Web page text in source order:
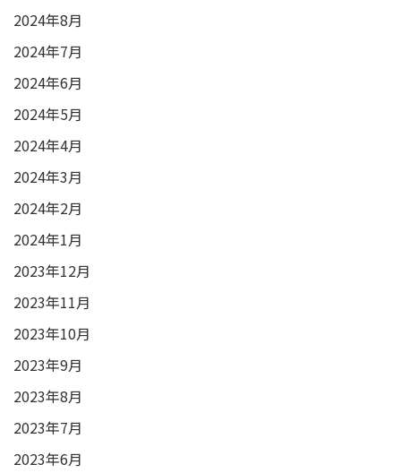
2024年8月
2024年7月
2024年6月
2024年5月
2024年4月
2024年3月
2024年2月
2024年1月
2023年12月
2023年11月
2023年10月
2023年9月
2023年8月
2023年7月
2023年6月